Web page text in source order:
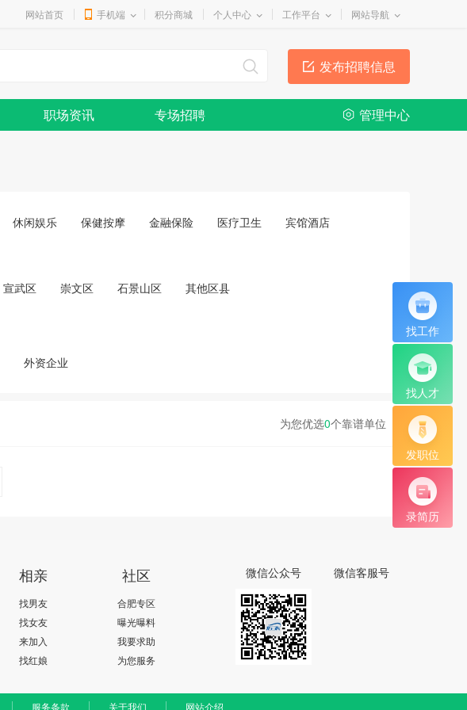
网站首页 手机端 积分商城 个人中心 工作平台 网站导航
发布招聘信息
职场资讯 专场招聘 管理中心
找工作
找人才
发职位
录简历
休闲娱乐 保健按摩 金融保险 医疗卫生
宾馆酒店
宣武区 崇文区 石景山区 其他区县
外资企业
为您优选0个靠谱单位
相亲
找男友
找女友
来加入
找红娘
社区
合肥专区
曝光曝料
我要求助
为您服务
微信公众号 微信客服号
服务条款 关于我们 网站介绍